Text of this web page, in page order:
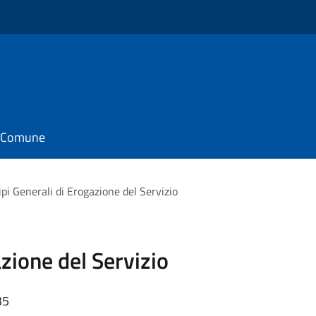
Generali di Erogazione del Servizio
del Servizio